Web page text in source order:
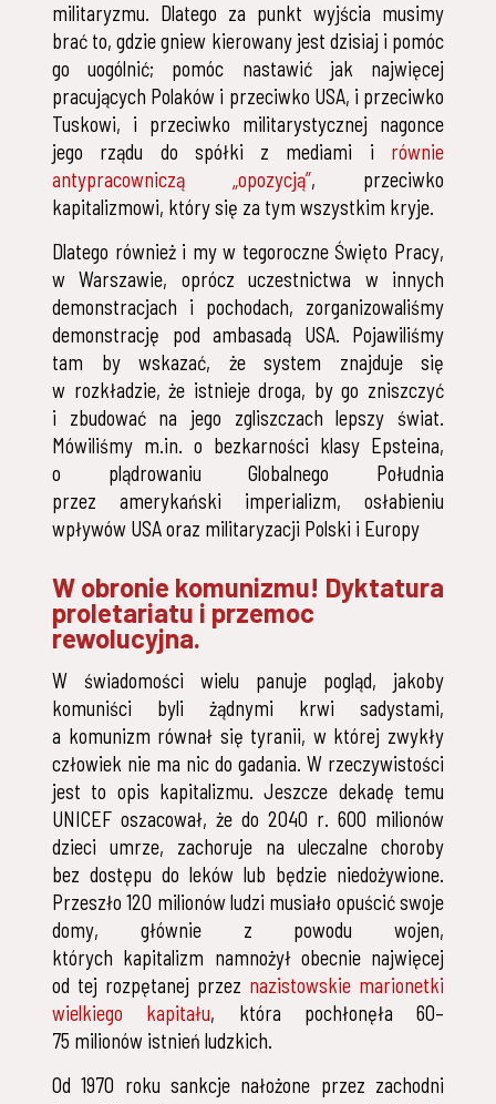
militaryzmu. Dlatego za punkt wyjścia musimy
brać to, gdzie gniew kierowany jest dzisiaj i pomóc
go uogólnić; pomóc nastawić jak najwięcej
pracujących Polaków i przeciwko USA, i przeciwko
Tuskowi, i przeciwko militarystycznej nagonce
jego rządu do spółki z mediami i równie
antypracowniczą „opozycją”, przeciwko
kapitalizmowi, który się za tym wszystkim kryje.
Dlatego również i my w tegoroczne Święto Pracy,
w Warszawie, oprócz uczestnictwa w innych
demonstracjach i pochodach, zorganizowaliśmy
demonstrację pod ambasadą USA. Pojawiliśmy
tam by wskazać, że system znajduje się
w rozkładzie, że istnieje droga, by go zniszczyć
i zbudować na jego zgliszczach lepszy świat.
Mówiliśmy m.in. o bezkarności klasy Epsteina,
o plądrowaniu Globalnego Południa
przez amerykański imperializm, osłabieniu
wpływów USA oraz militaryzacji Polski i Europy
W obronie komunizmu! Dyktatura
proletariatu i przemoc
rewolucyjna.
W świadomości wielu panuje pogląd, jakoby
komuniści byli żądnymi krwi sadystami,
a komunizm równał się tyranii, w której zwykły
człowiek nie ma nic do gadania. W rzeczywistości
jest to opis kapitalizmu. Jeszcze dekadę temu
UNICEF oszacował, że do 2040 r. 600 milionów
dzieci umrze, zachoruje na uleczalne choroby
bez dostępu do leków lub będzie niedożywione.
Przeszło 120 milionów ludzi musiało opuścić swoje
domy, głównie z powodu wojen,
których kapitalizm namnożył obecnie najwięcej
od tej rozpętanej przez nazistowskie marionetki
wielkiego kapitału, która pochłonęła 60–
75 milionów istnień ludzkich.
Od 1970 roku sankcje nałożone przez zachodni